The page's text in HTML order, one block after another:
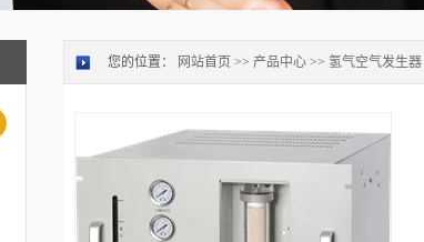
您的位置： 网站首页 >> 产品中心 >> 氢气空气发生器